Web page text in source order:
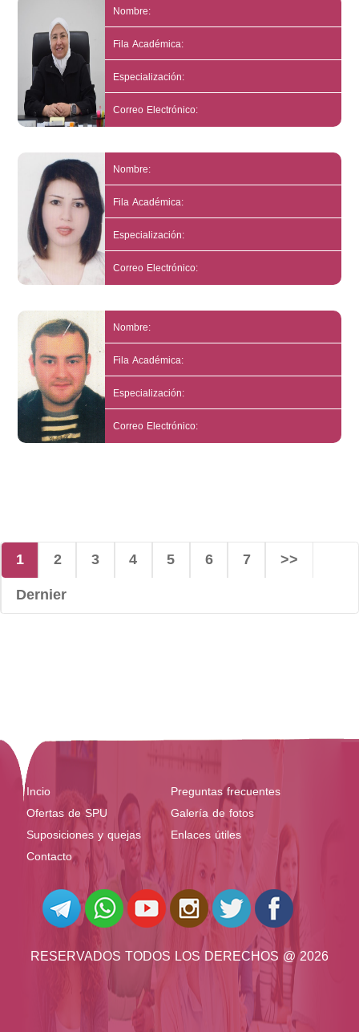
Nombre:
Fila Académica:
Especialización:
Correo Electrónico:
Nombre:
Fila Académica:
Especialización:
Correo Electrónico:
Nombre:
Fila Académica:
Especialización:
Correo Electrónico:
1 2 3 4 5 6 7
>>
Dernier
Incio
Preguntas frecuentes
Ofertas de SPU
Galería de fotos
Suposiciones y quejas
Enlaces útiles
Contacto
RESERVADOS TODOS LOS DERECHOS @ 2026